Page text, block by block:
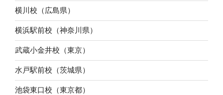
横川校（広島県）
横浜駅前校（神奈川県）
武蔵小金井校（東京）
水戸駅前校（茨城県）
池袋東口校（東京都）